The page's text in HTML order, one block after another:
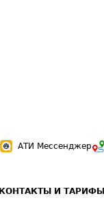
АТИ Мессенджер
КОНТАКТЫ И ТАРИФЫ